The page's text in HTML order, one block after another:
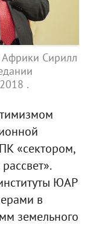
Сирилл
.
«сектором,
ЮАР
в
земельного